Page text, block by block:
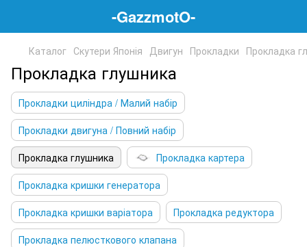
-GazzmotO-
Каталог Скутери Японія Двигун Прокладки Прокладка
Прокладка глушника
Прокладки циліндра / Малий набір
Прокладки двигуна / Повний набір
Прокладка глушника
Прокладка картера
Прокладка кришки генератора
Прокладка кришки варіатора
Прокладка редуктора
Прокладка пелюсткового клапана